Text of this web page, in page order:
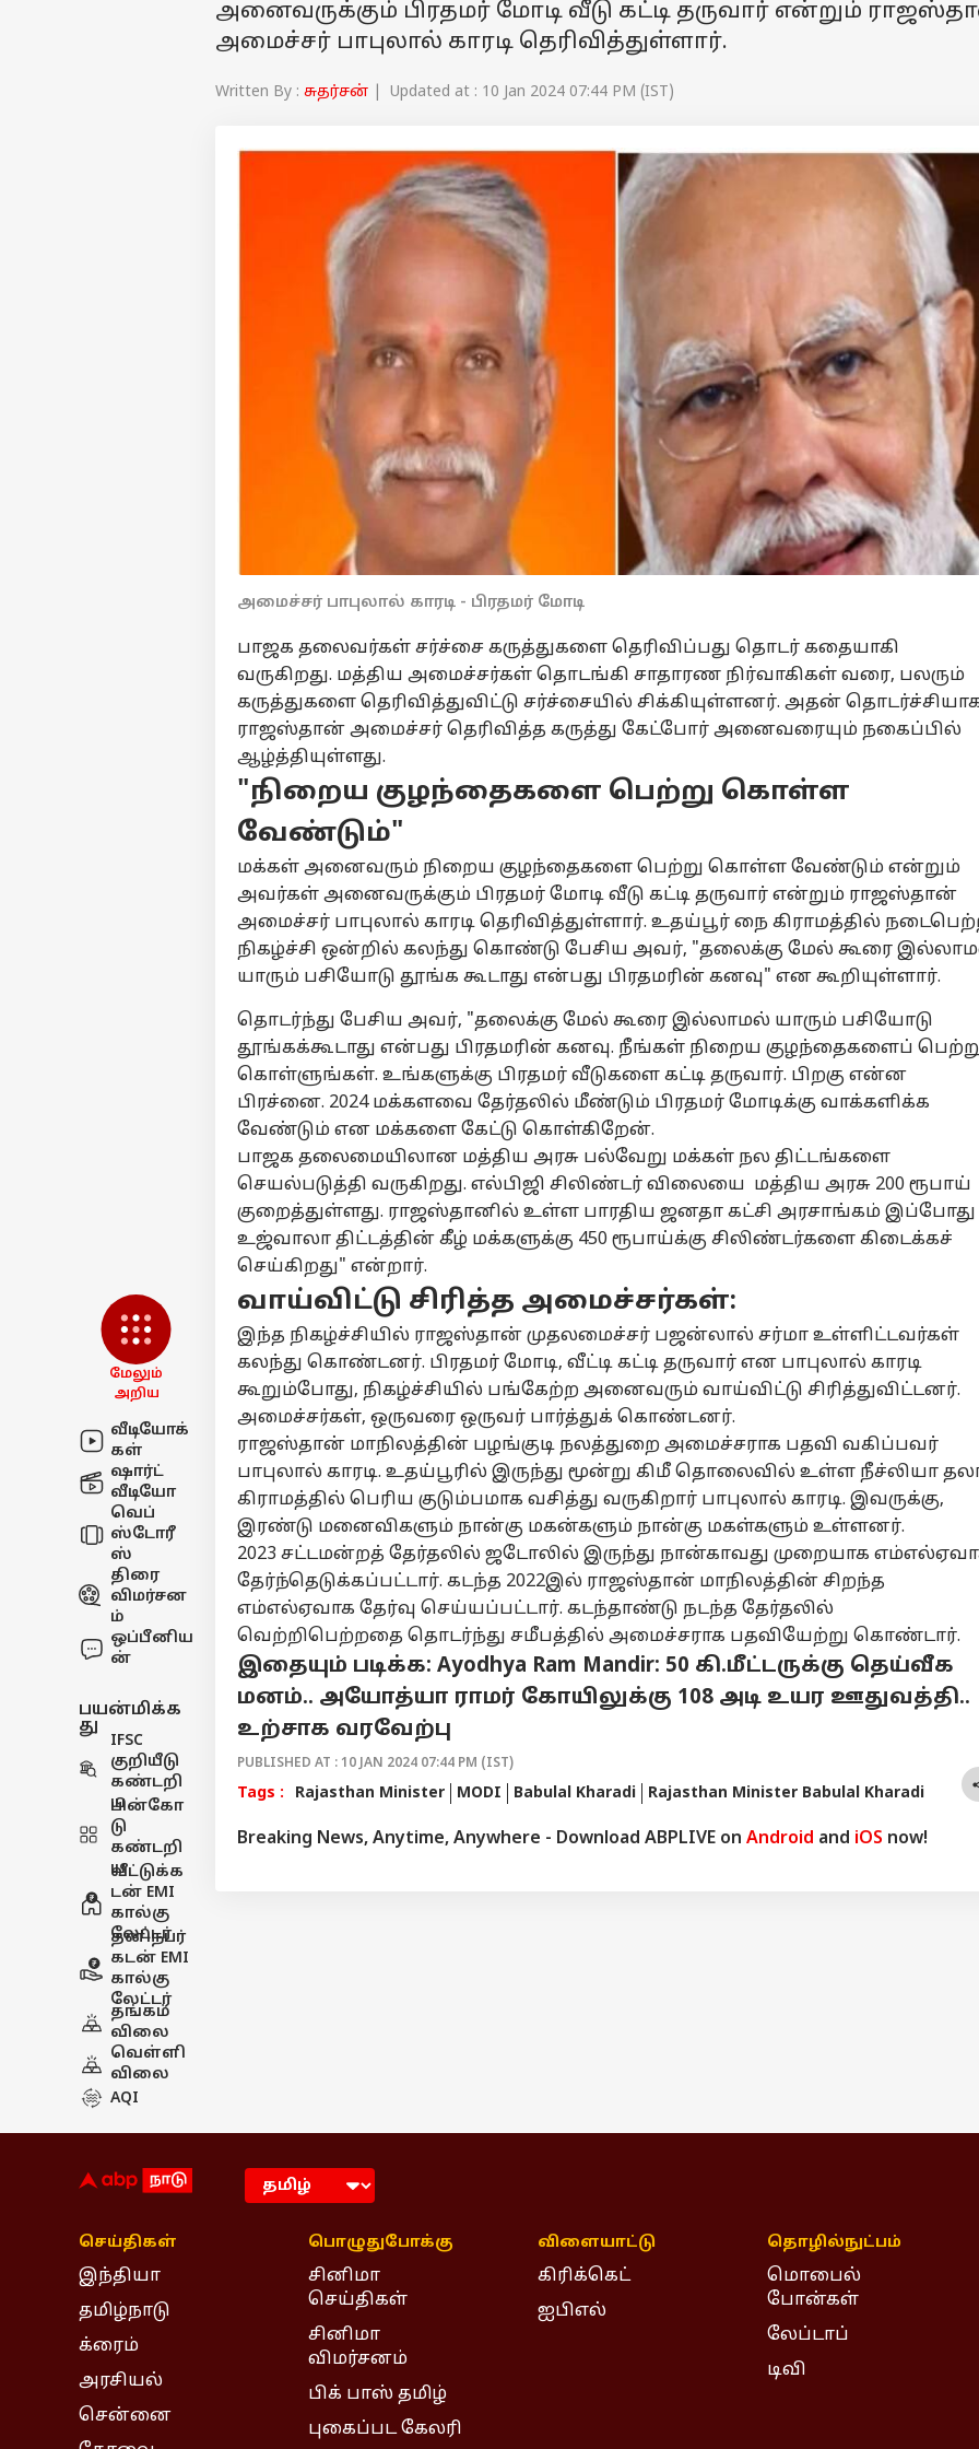
மேலும்
அறிய
வீடியோக்
கள்
ஷார்ட்
வீடியோ
வெப்
ஸ்டோரீ
ஸ்
திரை
விமர்சன
ம்
ஒப்பீனிய
ன்
பயன்மிக்க
து
IFSC
குறியீடு
கண்டறி
ய
பின்கோ
டு
கண்டறி
ய
வீட்டுக்க
டன் EMI
கால்கு
லேட்டர்
தனிநபர்
கடன் EMI
கால்கு
லேட்டர்
தங்கம்
விலை
வெள்ளி
விலை
AQI
அனைவருக்கும் பிரதமர் மோடி வீடு கட்டி தருவார் என்றும்
அமைச்சர் பாபுலால் காரடி தெரிவித்துள்ளார்.
Written By : சுதர்சன் | Updated at : 10 Jan 2024 07:44 PM (IST)
அமைச்சர் பாபுலால் காரடி - பிரதமர் மோடி
பாஜக தலைவர்கள் சர்ச்சை கருத்துகளை தெரிவிப்பது தொடர் கதையாகி
வருகிறது. மத்திய அமைச்சர்கள் தொடங்கி சாதாரண நிர்வாகிகள் வரை, பலரும்
கருத்துகளை தெரிவித்துவிட்டு சர்ச்சையில் சிக்கியுள்ளனர். அதன்
ராஜஸ்தான் அமைச்சர் தெரிவித்த கருத்து கேட்போர் அனைவரையும் நகைப்பில்
ஆழ்த்தியுள்ளது.
"நிறைய குழந்தைகளை பெற்று கொள்ள
வேண்டும்"
மக்கள் அனைவரும் நிறைய குழந்தைகளை பெற்று கொள்ள வேண்டும் என்றும்
அவர்கள் அனைவருக்கும் பிரதமர் மோடி வீடு கட்டி தருவார் என்றும் ராஜஸ்தான்
அமைச்சர் பாபுலால் காரடி தெரிவித்துள்ளார். உதய்பூர் நை கிராமத்தில்
நிகழ்ச்சி ஒன்றில் கலந்து கொண்டு பேசிய அவர், "தலைக்கு மேல் கூரை
யாரும் பசியோடு தூங்க கூடாது என்பது பிரதமரின் கனவு" என கூறியுள்ளார்.
தொடர்ந்து பேசிய அவர், "தலைக்கு மேல் கூரை இல்லாமல் யாரும் பசியோடு
தூங்கக்கூடாது என்பது பிரதமரின் கனவு. நீங்கள் நிறைய குழந்தைகளைப்
கொள்ளுங்கள். உங்களுக்கு பிரதமர் வீடுகளை கட்டி தருவார். பிறகு என்ன
பிரச்னை. 2024 மக்களவை தேர்தலில் மீண்டும் பிரதமர் மோடிக்கு வாக்களிக்க
வேண்டும் என மக்களை கேட்டு கொள்கிறேன்.
பாஜக தலைமையிலான மத்திய அரசு பல்வேறு மக்கள் நல திட்டங்களை
செயல்படுத்தி வருகிறது. எல்பிஜி சிலிண்டர் விலையை மத்திய அரசு 200 ரூபாய்
குறைத்துள்ளது. ராஜஸ்தானில் உள்ள பாரதிய ஜனதா கட்சி அரசாங்கம் இப்போது
உஜ்வாலா திட்டத்தின் கீழ் மக்களுக்கு 450 ரூபாய்க்கு சிலிண்டர்களை கிடைக்கச்
செய்கிறது" என்றார்.
வாய்விட்டு சிரித்த அமைச்சர்கள்:
இந்த நிகழ்ச்சியில் ராஜஸ்தான் முதலமைச்சர் பஜன்லால் சர்மா உள்ளிட்டவர்கள்
கலந்து கொண்டனர். பிரதமர் மோடி, வீட்டி கட்டி தருவார் என பாபுலால் காரடி
கூறும்போது, நிகழ்ச்சியில் பங்கேற்ற அனைவரும் வாய்விட்டு சிரித்துவிட்டனர்.
அமைச்சர்கள், ஒருவரை ஒருவர் பார்த்துக் கொண்டனர்.
ராஜஸ்தான் மாநிலத்தின் பழங்குடி நலத்துறை அமைச்சராக பதவி வகிப்பவர்
பாபுலால் காரடி. உதய்பூரில் இருந்து மூன்று கிமீ தொலைவில் உள்ள நீச்லியா
கிராமத்தில் பெரிய குடும்பமாக வசித்து வருகிறார் பாபுலால் காரடி. இவருக்கு,
இரண்டு மனைவிகளும் நான்கு மகன்களும் நான்கு மகள்களும் உள்ளனர்.
2023 சட்டமன்றத் தேர்தலில் ஜடோலில் இருந்து நான்காவது முறையாக
தேர்ந்தெடுக்கப்பட்டார். கடந்த 2022இல் ராஜஸ்தான் மாநிலத்தின் சிறந்த
எம்எல்ஏவாக தேர்வு செய்யப்பட்டார். கடந்தாண்டு நடந்த தேர்தலில்
வெற்றிபெற்றதை தொடர்ந்து சமீபத்தில் அமைச்சராக பதவியேற்று கொண்டார்.
இதையும் படிக்க: Ayodhya Ram Mandir: 50 கி.மீட்டருக்கு தெய்வீக
மனம்.. அயோத்யா ராமர் கோயிலுக்கு 108 அடி உயர ஊதுவத்தி..
உற்சாக வரவேற்பு
PUBLISHED AT : 10 JAN 2024 07:44 PM (IST)
Tags : Rajasthan Minister MODI Babulal Kharadi Rajasthan Minister Babulal Kharadi
Breaking News, Anytime, Anywhere - Download ABPLIVE on Android and iOS now!
Hello Guest
எங்களிடம்
விளம்பரம் செய்ய
வேலைவாய்ப்புகள்
தொடர்புகொள்ள
கருத்துக்கேட்பு
தனியுரிமை
கொள்கை
LOGIN
பர்சனல் கார்னர்
முக்கிய கட்டுரைகள் டாப் ரீல்ஸ்
அரசியல்
உதயநிதியை
கைது செய்ய இது
தான் காரணம்.!
தவெக புகாரில்
இருப்பது என்ன.?
அரசியல்
சிஎம் விஜய் போட்ட
உத்தரவு.?
உதயநிதியை
கைது செய்ய
வீட்டிற்குள் சென்ற
போலீஸ்
ஆட்டோ
Maruti Suzuki:
மைலேஜ்;
மாருதியின் புதிய
ஹைபிரிட் கார்:
நடுத்தர மக்களின்
கனவு!
தமிழ்நாடு
நடிகை பற்றி
உதயநிதி சர்ச்சை
பேச்சு.. நடவடிக்கை
எடுங்க.. தேசிய
மகளிர்
ஆணையத்தில்
தவெக புகார்!
அரசியல்
ஓபிஎஸ் கைது.!
உதயநிதிக்காக
சாலையில் இறங்கி
போராட்டம் -
தேனியில் பரபரப்பு
தமிழ்நாடு
ஒழிப்பு: மருத்துவ
சேவையில் தமிழக
அரசு செய்யும்
அநீதி- அன்புமணி
செய்திகள்
இந்தியா
தமிழ்நாடு
க்ரைம்
அரசியல்
சென்னை
பொழுதுபோக்கு
சினிமா
செய்திகள்
சினிமா
விமர்சனம்
பிக் பாஸ் தமிழ்
புகைப்பட கேலரி
விளையாட்டு
கிரிக்கெட்
ஐபிஎல்
தொழில்நுட்பம்
மொபைல்
போன்கள்
லேப்டாப்
டிவி